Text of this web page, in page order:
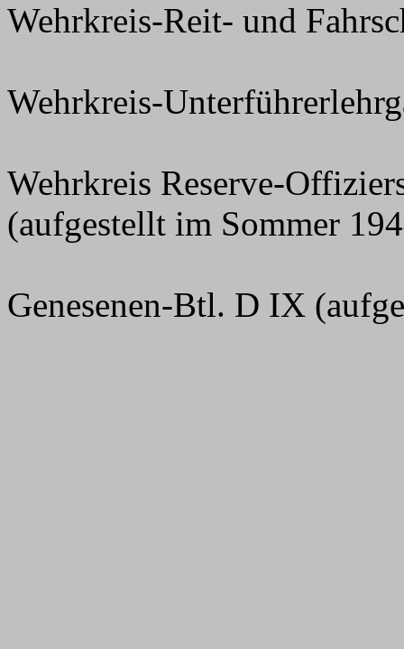
Wehrkreis-Reit- und
Wehrkreis-
Wehrkreis Reserve-
(aufgestellt im Sommer
Genesenen-Btl. D IX